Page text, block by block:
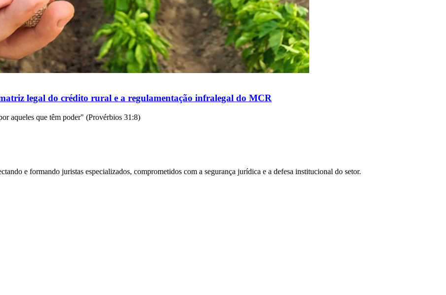
legal do crédito rural e a regulamentação infralegal do MCR
aqueles que têm poder" (Provérbios 31:8)
e formando juristas especializados, comprometidos com a segurança jurídica e a defesa institucional do setor.